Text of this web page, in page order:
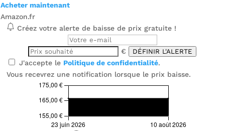
Acheter maintenant
Amazon.fr
Créez votre alerte de baisse de prix gratuite !
€ DÉFINIR L'ALERTE
J'accepte le Politique de confidentialité.
Vous recevrez une notification lorsque le prix baisse.